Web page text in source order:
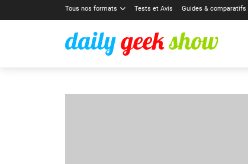
Tous nos formats Tests et Avis Guides & comparatifs